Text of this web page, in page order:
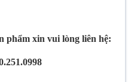
phẩm xin vui lòng liên hệ: